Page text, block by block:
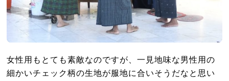
女性用もとても素敵なのですが、一見地味な男性用の
細かいチェック柄の生地が服地に合いそうだなと思い